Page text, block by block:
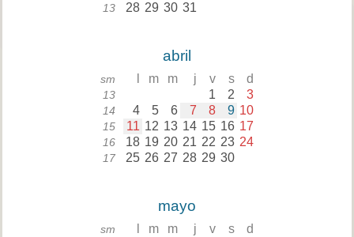
13 28 29 30 31
abril
sm m m j v s d
13 1 2 3
14 4 5 6 7 8 9 10
15 11 12 13 14 15 16 17
16 18 19 20 21 22 23 24
17 25 26 27 28 29 30
mayo
sm m m j v s d